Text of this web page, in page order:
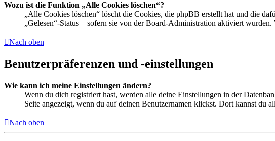
Wozu ist die Funktion „Alle Cookies löschen“?
„Alle Cookies löschen“ löscht die Cookies, die phpBB erstellt hat und die
„Gelesen“-Status – sofern sie von der Board-Administration aktiviert
Nach oben
Benutzerpräferenzen und -einstellungen
Wie kann ich meine Einstellungen ändern?
Wenn du dich registriert hast, werden alle deine Einstellungen in der
Seite angezeigt, wenn du auf deinen Benutzernamen klickst. Dort kannst du
Nach oben